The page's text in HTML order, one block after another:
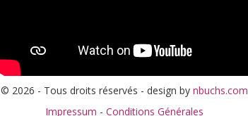
© 2026 - Tous droits réservés - design by nbuchs.com
Impressum - Conditions Générales